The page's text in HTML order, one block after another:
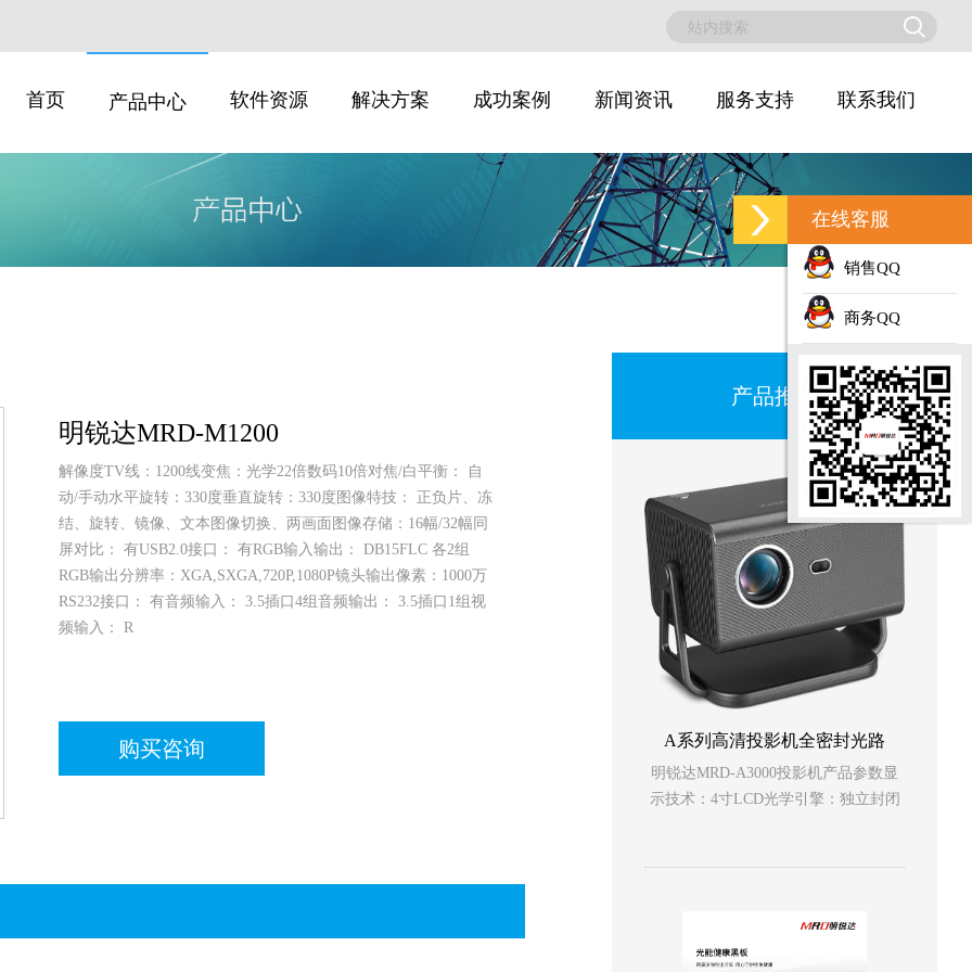
首页 产品中心 软件资源 解决方案 成功案例 新闻资讯 服务支持 联系我们
明锐达MRD-M1200
解像度TV线：1200线变焦：光学22倍数码10倍对焦/白平衡： 自
动/手动水平旋转：330度垂直旋转：330度图像特技： 正负片、冻
结、旋转、镜像、文本图像切换、两画面图像存储：16幅/32幅同
屏对比： 有USB2.0接口： 有RGB输入输出： DB15FLC 各2组
RGB输出分辨率：XGA,SXGA,720P,1080P镜头输出像素：1000万
RS232接口： 有音频输入： 3.5插口4组音频输出： 3.5插口1组视
频输入： R
购买咨询
产品推荐
A系列高清投影机全密封光路
明锐达MRD-A3000投影机产品参数显
示技术：4寸LCD光学引擎：独立封闭
30000小时投射比：1.35:1投射尺寸：40
寸~150寸投射距离：1.2m~4.5m特殊功
在线客服
销售QQ
商务QQ